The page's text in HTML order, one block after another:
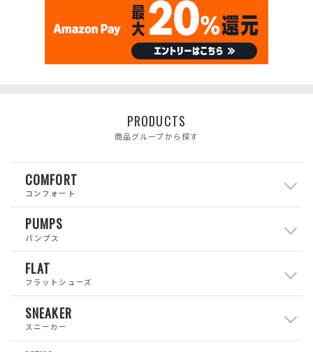
PRODUCTS
商品グループから探す
COMFORT
コンフォート
PUMPS
パンプス
FLAT
フラットシューズ
SNEAKER
スニーカー